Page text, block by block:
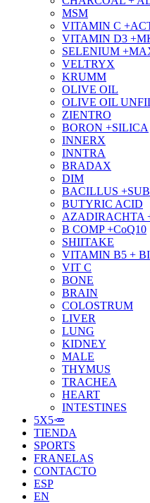
MSM
VITAMIN C
VITAMIN D3
SELENIUM
VELTRYX
KRUMM
OLIVE OIL
OLIVE OIL
ZIENTRO
BORON +SILICA
INNERX
INNTRA
BRADAX
DIM
BACILLUS
BUTYRIC ACID
AZADIRACHTA
B COMP +CoQ10
SHIITAKE
VITAMIN B5 +
VIT C
BONE
BRAIN
COLOSTRUM
LIVER
LUNG
KIDNEY
MALE
THYMUS
TRACHEA
HEART
INTESTINES
5X5🥕
TIENDA
SPORTS
FRANELAS
CONTACTO
ESP
EN